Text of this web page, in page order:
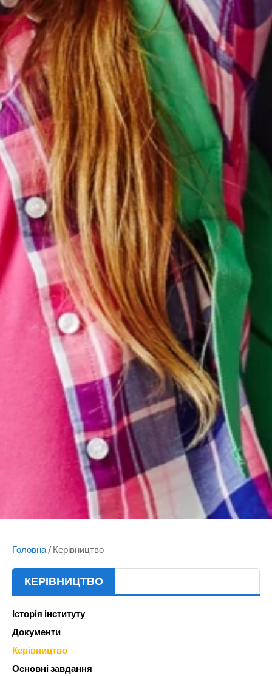
Головна/ Керівництво
КЕРІВНИЦТВО
Історія інституту
Документи
Керівництво
Основні завдання